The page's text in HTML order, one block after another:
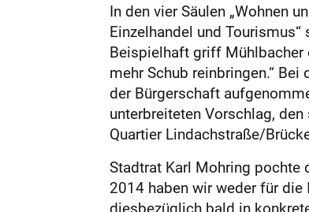
In den vier Säulen „Wohnen
Einzelhandel und
Beispielhaft griff Mühlbacher
mehr Schub reinbringen.“
der Bürgerschaft
unterbreiteten Vorschlag,
Quartier Lindachstraße/
Stadtrat Karl Mohring pochte
2014 haben wir weder für die